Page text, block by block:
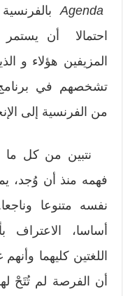
Agenda
احتمالا أن
المزيفين هؤلاء و
تشخصهم في برنامج
من الفرنسية إلى
نتبين من كل ما
فهمه منذ أن وُجد،
نفسه متنوعا
أساسا، الاعتراف
اللغتين كليهما
أن الفرصة لم تُتَحْ